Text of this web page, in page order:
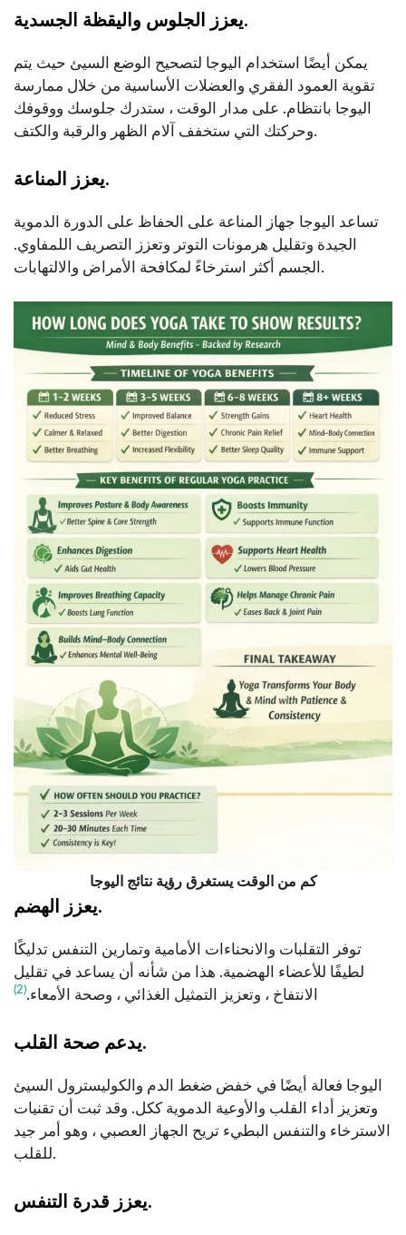
يعزز الجلوس واليقظة الجسدية.
يمكن أيضًا استخدام اليوجا لتصحيح الوضع السيئ حيث يتم
تقوية العمود الفقري والعضلات الأساسية من خلال ممارسة
اليوجا بانتظام. على مدار الوقت ، ستدرك جلوسك ووقوفك
وحركتك التي ستخفف آلام الظهر والرقبة والكتف.
يعزز المناعة.
تساعد اليوجا جهاز المناعة على الحفاظ على الدورة الدموية
الجيدة وتقليل هرمونات التوتر وتعزز التصريف اللمفاوي.
الجسم أكثر استرخاءً لمكافحة الأمراض والالتهابات.
كم من الوقت يستغرق رؤية نتائج اليوجا
يعزز الهضم.
توفر التقلبات والانحناءات الأمامية وتمارين التنفس تدليكًا
لطيفًا للأعضاء الهضمية. هذا من شأنه أن يساعد في تقليل
الانتفاخ ، وتعزيز التمثيل الغذائي ، وصحة الأمعاء.(2)
يدعم صحة القلب.
اليوجا فعالة أيضًا في خفض ضغط الدم والكوليسترول السيئ
وتعزيز أداء القلب والأوعية الدموية ككل. وقد ثبت أن تقنيات
الاسترخاء والتنفس البطيء تريح الجهاز العصبي ، وهو أمر جيد
للقلب.
يعزز قدرة التنفس.